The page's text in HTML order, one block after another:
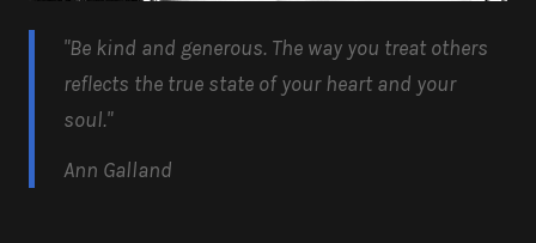
"Be kind and generous. The way you treat others
reflects the true state of your heart and your
soul."
Ann Galland